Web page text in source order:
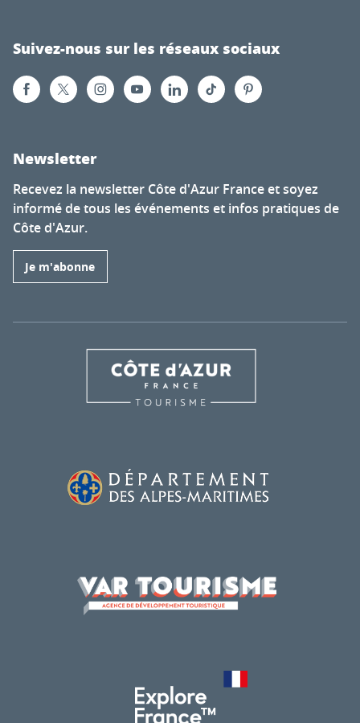
Suivez-nous sur les réseaux sociaux
Newsletter
Recevez la newsletter Côte d'Azur France et soyez
informé de tous les événements et infos pratiques de
Côte d'Azur.
Je m'abonne